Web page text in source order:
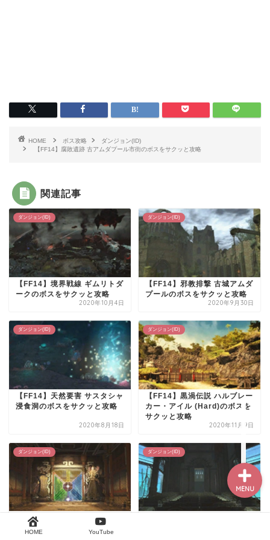
HOME ボス攻略
ダンジョン(ID)
【FF14】腐敗遺跡 古アムダプール市街のボスをサクッと攻略
関連記事
ダンジョン(ID)
【FF14】境界戦線 ギムリトダ
ークのボスをサクッと攻略
2020年10月4日
ダンジョン(ID)
【FF14】邪教排撃 古城アムダ
プールのボスをサクッと攻略
2020年9月30日
ダンジョン(ID)
【FF14】天然要害 サスタシャ
浸食洞のボスをサクッと攻略
2020年8月18日
ダンジョン(ID)
【FF14】黒渦伝説 ハルブレー
カー・アイル (Hard)のボスを
サクッと攻略
2020年11月9日
ダンジョン(ID)
【FF14】風水霊殿 ガンエン廟
のボスをサクッと攻略
ダンジョン(ID)
HOME YouTube
MENU
HOME
漁師まとめ
魔法大学取引
お得意様取引